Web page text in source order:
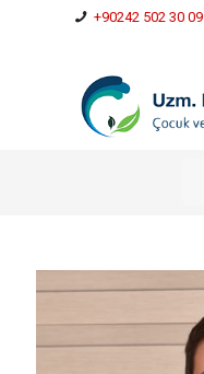
+90242 502 30 09